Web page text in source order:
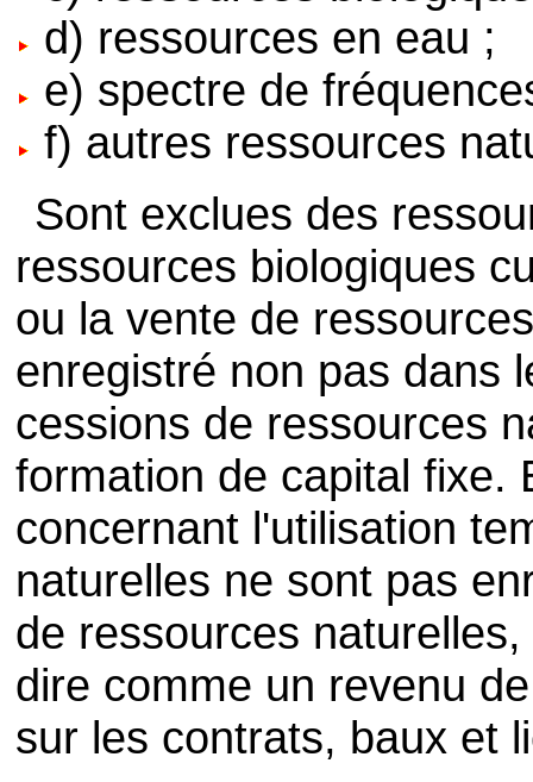
d) ressources en eau ;
e) spectre de
f) autres ressources
Sont exclues des
ressources biologiques
ou la vente de
enregistré non pas dans
cessions de ressources
formation de capital fixe.
concernant l'utilisation
naturelles ne sont pas
de ressources
dire comme un revenu
sur les contrats, baux et